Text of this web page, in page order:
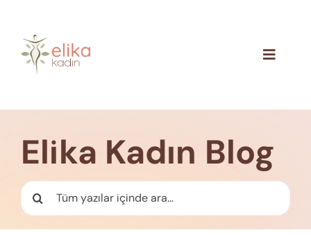
content
Toggle
İletişim
Elika Kadın Blog
Ara: